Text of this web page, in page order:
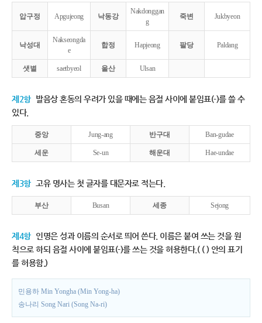
압구정 Apgujeong 낙동강
Nakdonggan
g
죽변 Jukbyeon
낙성대
Nakseongda
e
합정 Hapjeong 팔당 Paldang
샛별 saetbyeol 울산 Ulsan
제2항 발음상 혼동의 우려가 있을 때에는 음절 사이에 붙임표(-)를 쓸 수
있다.
중앙 Jung-ang 반구대 Ban-gudae
세운 Se-un 해운대 Hae-undae
제3항 고유 명사는 첫 글자를 대문자로 적는다.
부산 Busan 세종 Sejong
제4항 인명은 성과 이름의 순서로 띄어 쓴다. 이름은 붙여 쓰는 것을 원
칙으로 하되 음절 사이에 붙임표(-)를 쓰는 것을 허용한다.( ( ) 안의 표기
를 허용함.)
민용하 Min Yongha (Min Yong-ha)
송나리 Song Nari (Song Na-ri)